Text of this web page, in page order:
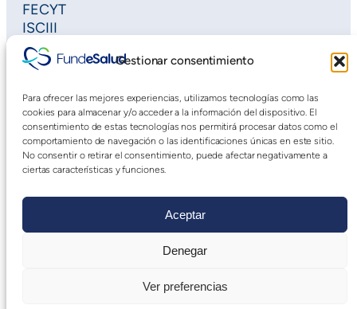
Gestionar consentimiento
Para ofrecer las mejores experiencias, utilizamos tecnologías como las
cookies para almacenar y/o acceder a la información del dispositivo. El
consentimiento de estas tecnologías nos permitirá procesar datos como el
comportamiento de navegación o las identificaciones únicas en este sitio.
No consentir o retirar el consentimiento, puede afectar negativamente a
ciertas características y funciones.
Aceptar
Denegar
Ver preferencias
FECYT
ISCIII
Horizon Europe
Plan Regional de Investigación
Saludteca
Cursos DOE
Declaración de Accesibilidad